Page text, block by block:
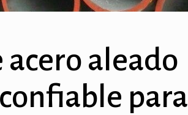
acero aleado
para